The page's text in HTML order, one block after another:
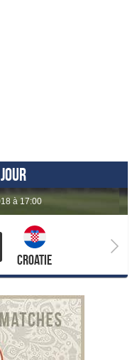
à 17:00
Croatie